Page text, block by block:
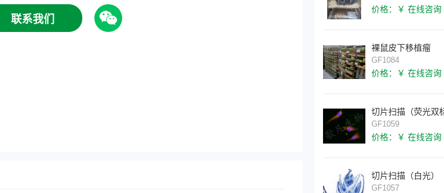
联系我们
价格：￥ 在线咨询
裸鼠皮下移植瘤
GF1084
价格：￥ 在线咨询
GF1059
价格：￥ 在线咨询
切片扫描（白光）
GF1057